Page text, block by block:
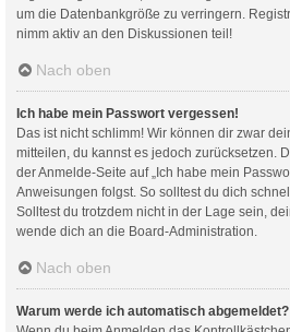
um die Datenbankgröße zu verringern.
nimm aktiv an den Diskussionen teil!
Nach oben
Ich habe mein Passwort vergessen!
Das ist nicht schlimm! Wir können dir zwar
mitteilen, du kannst es jedoch zurücksetzen.
der Anmelde-Seite auf „Ich habe mein
Anweisungen folgst. So solltest du dich
Solltest du trotzdem nicht in der Lage sein,
wende dich an die Board-Administration.
Nach oben
Warum werde ich automatisch abgemeldet?